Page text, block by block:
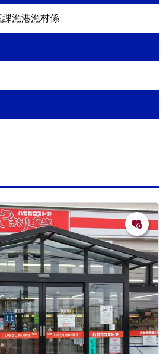
漁港漁村係